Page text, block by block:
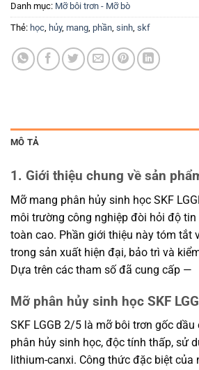
Danh mục: Mỡ bôi trơn - Mỡ bò
Thẻ: học, hủy, mang, phần, sinh, skf
MÔ TẢ
1. Giới thiệu chung về sản
Mỡ mang phân hủy sinh học SKF
môi trường công nghiệp đòi hỏi độ tin
toàn cao. Phần giới thiệu này tóm tắt
trong sản xuất hiện đại, bảo trì và
Dựa trên các tham số đã cung cấp —
Mỡ phân hủy sinh học SKF
SKF LGGB 2/5 là mỡ bôi trơn gốc
phân hủy sinh học, độc tính thấp, sử
lithium-canxi. Công thức đặc biệt của